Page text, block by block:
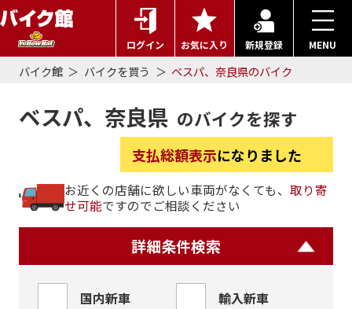
ログイン お気に入り 新規登録 MENU
バイク館 バイクを買う ベスパ、奈良県のバイク
ベスパ、奈良県 のバイクを探す
支払総額表示になりました
お近くの店舗に欲しい車両がなくても、取り寄
せ可能ですのでご相談ください
詳細条件検索
国内新車
輸入新車